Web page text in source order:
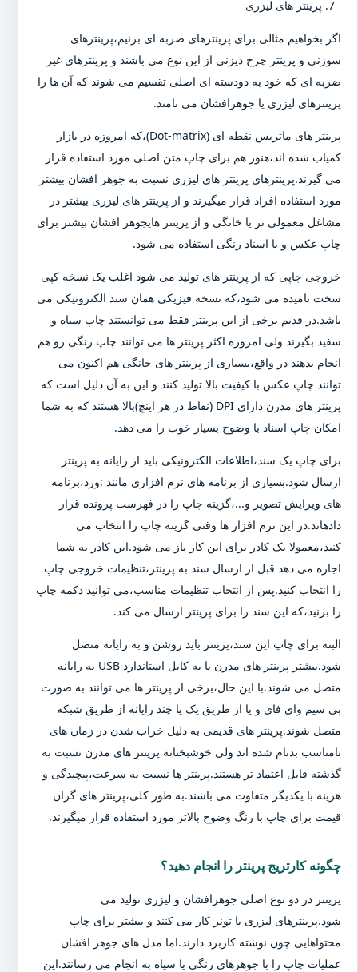
پرینتر های لیزری
اگر بخواهیم مثالی برای پرینترهای ضربه ای بزنیم،پرینترهای
سوزنی و پرینتر چرخ دیزنی از این نوع می باشند و پرینترهای غیر
ضربه ای که خود به دودسته ای اصلی تقسیم می شوند که آن ها را
پرینترهای لیزری یا جوهرافشان می نامند.
پرینتر های ماتریس نقطه ای (Dot-matrix)،که امروزه در بازار
کمیاب شده اند،هنوز هم برای چاپ متن اصلی مورد استفاده قرار
می گیرند.پرینترهای پرینتر های لیزری نسبت به جوهر افشان بیشتر
مورد استفاده افراد قرار میگیرند و از پرینتر های لیزری بیشتر در
مشاغل معمولی تر یا خانگی و از پرینتر هایجوهر افشان بیشتر برای
چاپ عکس و یا اسناد رنگی استفاده می شود.
خروجی چاپی که از پرینتر های تولید می شود اغلب یک نسخه کپی
سخت نامیده می شود،که نسخه فیزیکی همان سند الکترونیکی می
باشد.در قدیم برخی از این پرینتر فقط می توانستند چاپ سیاه و
سفید بگیرند ولی امروزه اکثر پرینتر ها می توانند چاپ رنگی رو هم
انجام بدهند در واقع،بسیاری از پرینتر های خانگی هم اکنون می
توانند چاپ عکس با کیفیت بالا تولید کنند و این به آن دلیل است که
پرینتر های مدرن دارای DPI (نقاط در هر اینچ)بالا هستند که به شما
امکان چاپ اسناد با وضوح بسیار خوب را می دهد.
برای چاپ یک سند،اطلاعات الکترونیکی باید از رایانه به پرینتر
ارسال شود.بسیاری از برنامه های نرم افزاری مانند :ورد،برنامه
های ویرایش تصویر و...،گزینه چاپ را در فهرست پرونده قرار
دادهاند.در این نرم افزار ها وقتی گزینه چاپ را انتخاب می
کنید،معمولا یک کادر برای این کار باز می شود.این کادر به شما
اجازه می دهد قبل از ارسال سند به پرینتر،تنظیمات خروجی چاپ
را انتخاب کنید.پس از انتخاب تنظیمات مناسب،می توانید دکمه چاپ
را بزنید،که این سند را برای پرینتر ارسال می کند.
البته برای چاپ این سند،پرینتر باید روشن و به رایانه متصل
شود.بیشتر پرینتر های مدرن با یه کابل استاندارد USB به رایانه
متصل می شوند.با این حال،برخی از پرینتر ها می توانند به صورت
بی سیم وای فای و یا از طریق یک یا چند رایانه از طریق شبکه
متصل شوند.پرینتر های قدیمی به دلیل خراب شدن در زمان های
نامناسب بدنام شده اند ولی خوشبختانه پرینتر های مدرن نسبت به
گذشته قابل اعتماد تر هستند.پرینتر ها نسبت به سرعت،پیچیدگی و
هزینه با یکدیگر متفاوت می باشند.به طور کلی،پرینتر های گران
قیمت برای چاپ با رنگ وضوح بالاتر مورد استفاده قرار میگیرند.
چگونه کارتریج پرینتر را انجام دهید؟
پرینتر در دو نوع اصلی جوهرافشان و لیزری تولید می
شود.پرینترهای لیزری با تونر کار می کنند و بیشتر برای چاپ
محتواهایی چون نوشته کاربرد دارند.اما مدل های جوهر افشان
عملیات چاپ را با جوهرهای رنگی یا سیاه به انجام می رسانند.این